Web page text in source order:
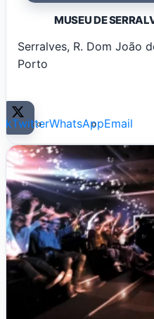
MUSEU DE
Serralves, R. Dom João
Porto
TwitterWhatsAppEmail